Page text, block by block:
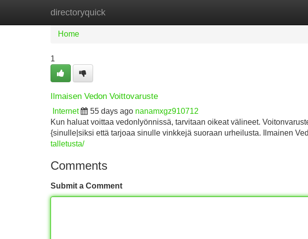
directoryquick
Home New Site Listings
Home
1
Ilmaisen Vedon Voittovaruste
Internet 55 days ago nanamxgz910712
Kun haluat voittaa vedonlyönnissä, tarvitaan oikeat välineet.
{sinulle|siksi että tarjoaa sinulle vinkkejä suoraan urheilusta. Ilmainen
talletusta/
Comments
Submit a Comment